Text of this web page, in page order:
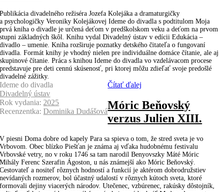
Publikácia divadelného režiséra Jozefa Kolejáka a dramaturgičky
a psychologičky Veroniky Kolejákovej Ideme do divadla s podtitulom Moja
prvá kniha o divadle je určená deťom v predškolskom veku a deťom na prvom
stupni základných škôl. Knihu vydal Divadelný ústav v edícii Edukácia –
divadlo – umenie. Kniha rozširuje poznatky detského čitateľa o fungovaní
divadla. Formát knihy je vhodný nielen pre individuálne domáce čítanie, ale aj
skupinové čítanie. Práca s knihou Ideme do divadla vo vzdelávacom procese
predstavuje pre deti cennú skúsenosť, pri ktorej môžu zdieľať svoje predošlé
divadelné zážitky.
Ideme do divadla
Divadelný ústav
Rok vydania: 2025
Recenzentka:Dominika Dudášová
Čítať ďalej
Móric Beňovský
verzus Julien XIII.
V piesni Doma dobre od kapely Para sa spieva o tom, že stred sveta je vo
Vrbovom. Obec blízko Piešťan je známa aj vďaka hudobnému festivalu
Vrbovské vetry, no v roku 1746 sa tam narodil Benyovszky Máté Móric
Mihály Ferenc Szerafin Ágoston, u nás známejší ako Móric Beňovský.
Cestovateľ a nositeľ rôznych hodností a funkcií je aktérom dobrodružstiev
nevídaných rozmerov, bol účastný udalostí v rôznych kútoch sveta, ktoré
formovali dejiny viacerých národov. Utečenec, vzbúrenec, rakúsky dôstojník,